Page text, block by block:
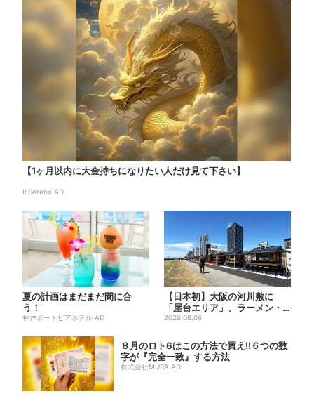
【1ヶ月以内に大金持ちになりたい人だけ見て下さい】
Il Sereno AD
夏の計画はまだまだ間に合
う！
神戸ポートピアホテル AD
【日本初】大阪の河川敷に
「屋台エリア」、ラーメン・
焼肉・しゃぶしゃぶ・カフェ
2026.08.06
８月のロト6はこの方法で買え!!６つの数
字が『完全一致』する方法
株式会社MURA AD